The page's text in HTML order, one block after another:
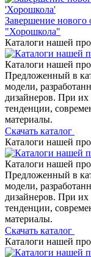
Завершение нового
"Хорошкола"
Каталоги нашей
Каталоги нашей
Предложенный в
модели,
дизайнеров. При их
тенденции,
материалы.
Скачать каталог
Каталоги нашей
Каталоги нашей
Предложенный в
модели,
дизайнеров. При их
тенденции,
материалы.
Скачать каталог
Каталоги нашей